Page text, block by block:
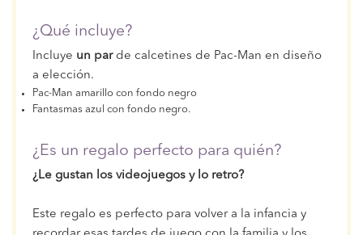
¿Qué incluye?
Incluye un parde calcetines de Pac-Man en diseño
a elección.
Pac-Man amarillo con fondo negro
Fantasmas azul con fondo negro.
¿Es un regalo perfecto para quién?
¿Le gustan los videojuegos y lo retro?
Este regalo es perfecto para volver a la infancia y